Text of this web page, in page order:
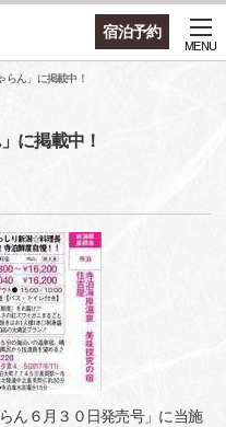
宿泊予約
MENU
らん」に掲載中！
に掲載中！
ん６月３０日発売号」に当施